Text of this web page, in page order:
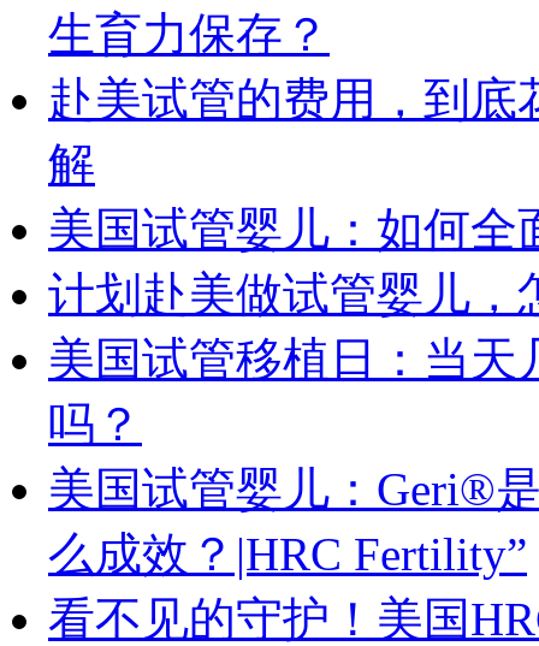
生育力保存？
赴美试管的费用，到
解
美国试管婴儿：如何
计划赴美做试管婴儿，
美国试管移植日：当
吗？
美国试管婴儿：Geri®
么成效？|HRC Fertility”
看不见的守护！美国